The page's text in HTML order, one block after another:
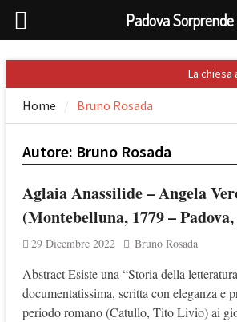
to
content
La chiesa
San
nel
Giuseppe
che
Home Bruno Rosada
Autore: Bruno Rosada
Aglaia Anassilide – Angela
(Montebelluna, 1779 – Padova,
29 Dicembre 2022 Bruno Rosada
Abstract Esiste una “Storia della
documentatissima, scritta con eleganza e
periodo romano (Catullo, Tito Livio) ai
Padova Sorprende